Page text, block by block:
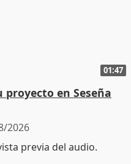
01:47
en Seseña
2026